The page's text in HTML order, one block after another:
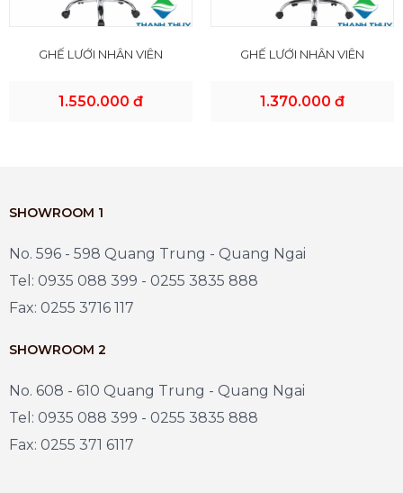
GHẾ LƯỚI NHÂN VIÊN
1.550.000 đ
GHẾ LƯỚI NHÂN VIÊN
1.370.000 đ
SHOWROOM 1
No. 596 - 598 Quang Trung - Quang Ngai
Tel: 0935 088 399 - 0255 3835 888
Fax: 0255 3716 117
SHOWROOM 2
No. 608 - 610 Quang Trung - Quang Ngai
Tel: 0935 088 399 - 0255 3835 888
Fax: 0255 371 6117